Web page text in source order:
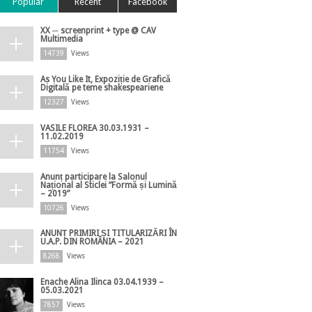
XX ─ screenprint + type @ CAV
Multimedia
14739 Views
As You Like It, Expoziție de Grafică
Digitală pe teme shakespeariene
12327 Views
VASILE FLOREA 30.03.1931 –
11.02.2019
11754 Views
Anunț participare la Salonul
Național al Sticlei ”Formă și Lumină
– 2019”
10726 Views
ANUNȚ PRIMIRI ȘI TITULARIZĂRI ÎN
U.A.P. DIN ROMÂNIA – 2021
8268 Views
Enache Alina Ilinca 03.04.1939 –
05.03.2021
7857 Views